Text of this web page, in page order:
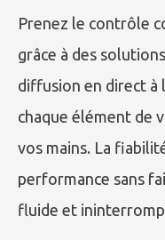
Prenez le contrôle
grâce à des
diffusion en direct à
chaque élément de
vos mains. La
performance sans
fluide et